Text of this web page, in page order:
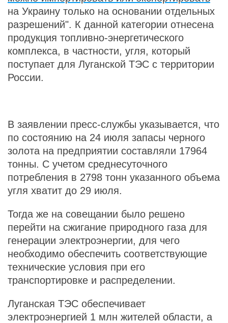
на Украину только на основании отдельных
разрешений". К данной категории отнесена
продукция топливно-энергетического
комплекса, в частности, угля, который
поступает для Луганской ТЭС с территории
России.
В заявлении пресс-службы указывается, что
по состоянию на 24 июля запасы черного
золота на предприятии составляли 17964
тонны. С учетом среднесуточного
потребления в 2798 тонн указанного объема
угля хватит до 29 июля.
Тогда же на совещании было решено
перейти на сжигание природного газа для
генерации электроэнергии, для чего
необходимо обеспечить соответствующие
технические условия при его
транспортировке и распределении.
Луганская ТЭС обеспечивает
электроэнергией 1 млн жителей области, а